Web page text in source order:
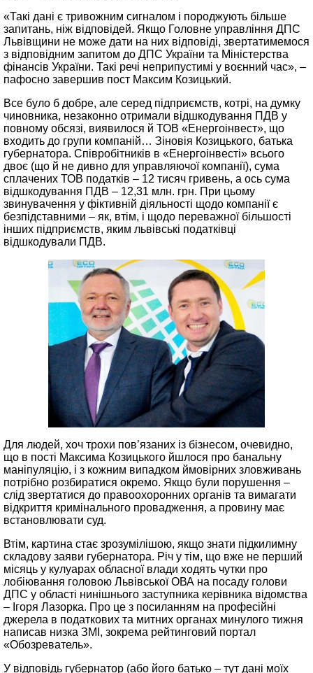
«Такі дані є тривожним сигналом і породжують більше
запитань, ніж відповідей. Якщо Головне управління ДПС
Львівщини не може дати на них відповіді, звертатимемося
з відповідним запитом до ДПС України та Міністерства
фінансів України. Такі речі неприпустимі у воєнний час», –
пафосно завершив пост Максим Козицький.
Все було б добре, але серед підприємств, котрі, на думку
чиновника, незаконно отримали відшкодування ПДВ у
повному обсязі, виявилося й ТОВ «Енергоінвест», що
входить до групи компаній… Зіновія Козицького, батька
губернатора. Співробітників в «Енергоінвесті» всього
двоє (що й не дивно для управляючої компанії), сума
сплачених ТОВ податків – 12 тисяч гривень, а ось сума
відшкодування ПДВ – 12,31 млн. грн. При цьому
звинувачення у фіктивній діяльності щодо компанії є
безпідставними – як, втім, і щодо переважної більшості
інших підприємств, яким львівські податківці
відшкодували ПДВ.
Для людей, хоч трохи пов’язаних із бізнесом, очевидно,
що в пості Максима Козицького йшлося про банальну
маніпуляцію, і з кожним випадком ймовірних зловживань
потрібно розбиратися окремо. Якщо були порушення –
слід звертатися до правоохоронних органів та вимагати
відкриття кримінального провадження, а провину має
встановлювати суд.
Втім, картина стає зрозумілішою, якщо знати підкилимну
складову заяви губернатора. Річ у тім, що вже не перший
місяць у кулуарах обласної влади ходять чутки про
лобіювання головою Львівської ОВА на посаду голови
ДПС у області нинішнього заступника керівника відомства
– Ігоря Лазорка. Про це з посиланням на професійні
джерела в податкових та митних органах минулого тижня
написав низка ЗМІ, зокрема рейтинговий портал
«Обозреватель».
У відповідь губернатор (або його батько – тут дані моїх